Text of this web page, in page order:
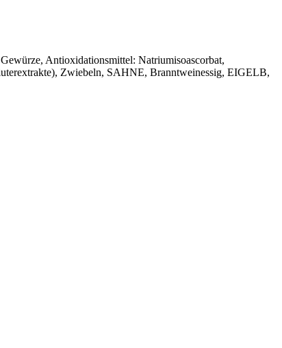
Antioxidationsmittel: Natriumisoascorbat,
Zwiebeln, SAHNE, Branntweinessig, EIGELB,